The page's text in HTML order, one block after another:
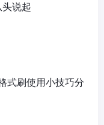
说起